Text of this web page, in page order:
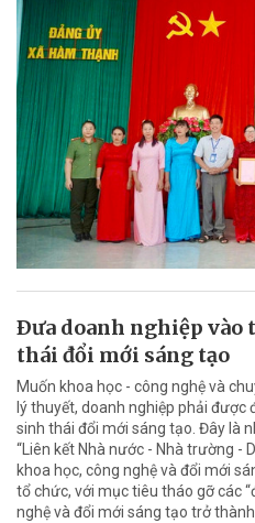
Ðưa doanh nghiệp vào
thái đổi mới sáng tạo
Muốn khoa học - công nghệ và
lý thuyết, doanh nghiệp phải
sinh thái đổi mới sáng tạo. Đây là
“Liên kết Nhà nước - Nhà trường -
khoa học, công nghệ và đổi mới
tổ chức, với mục tiêu tháo gỡ các
nghệ và đổi mới sáng tạo trở